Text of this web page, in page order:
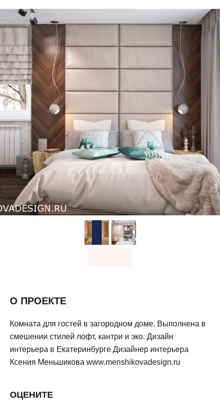
О ПРОЕКТЕ
Комната для гостей в загородном доме. Выполнена в
смешении стилей лофт, кантри и эко. Дизайн
интерьера в Екатеринбурге Дизайнер интерьера
Ксения Меньшикова www.menshikovadesign.ru
ОЦЕНИТЕ